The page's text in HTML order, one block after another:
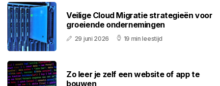
Veilige Cloud Migratie strategieën voor
groeiende ondernemingen
29 juni 2026 19 min leestijd
Zo leer je zelf een website of app te
bouwen